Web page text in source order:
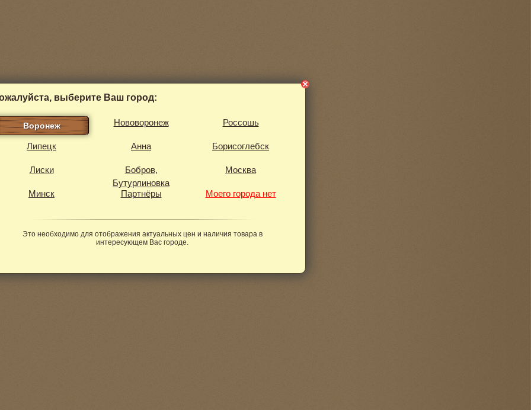
выберите Ваш город:
Воронеж Нововоронеж Россошь
Липецк Анна Борисоглебск
Лиски
Бобров,
Бутурлиновка
Москва
Минск Партнёры Моего города нет
Это необходимо для отображения актуальных цен и наличия товара в
интересующем Вас городе.